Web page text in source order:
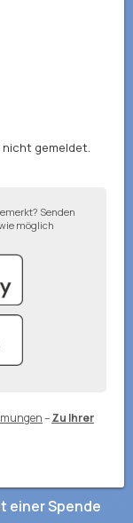
nicht gemeldet.
Senden
möglich
–Zu Ihrer
einer Spende